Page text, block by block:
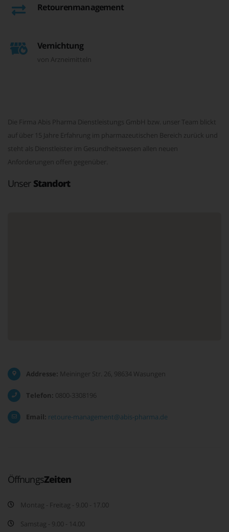
Retourenmanagement
Vernichtung
von Arzneimitteln
Die Firma Abis Pharma Dienstleistungs GmbH bzw. unser Team blickt
auf über 15 Jahre Erfahrung im pharmazeutischen Bereich zurück und
steht als Dienstleister im Gesundheitswesen allen neuen
Anforderungen offen gegenüber.
Unser Standort
Addresse: Meininger Str. 26, 98634 Wasungen
Telefon: 0800-3308196
Email: retoure-management@abis-pharma.de
ÖffnungsZeiten
Montag - Freitag - 9.00 - 17.00
Samstag - 9.00 - 14.00